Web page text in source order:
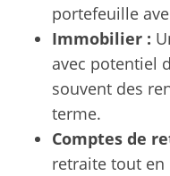
portefeuille
Immobilier :
avec potentiel
souvent des
terme.
Comptes de
retraite tout en